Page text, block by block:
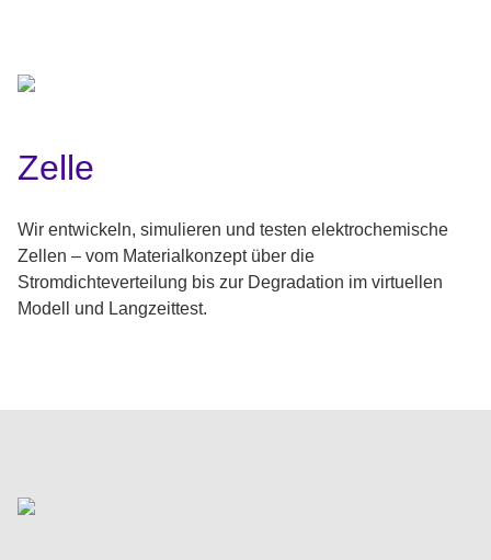
Zelle
Wir entwickeln, simulieren und testen elektrochemische
Zellen – vom Materialkonzept über die
Stromdichteverteilung bis zur Degradation im virtuellen
Modell und Langzeittest.